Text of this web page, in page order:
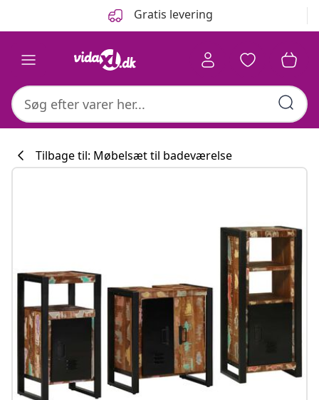
Gratis levering
#sharemevidaxl
Tilbage til: Møbelsæt til badeværelse